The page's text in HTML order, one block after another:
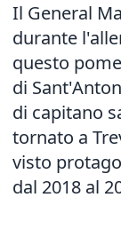
Il General
durante
questo
di
di capitano
tornato a
visto
dal 2018 al